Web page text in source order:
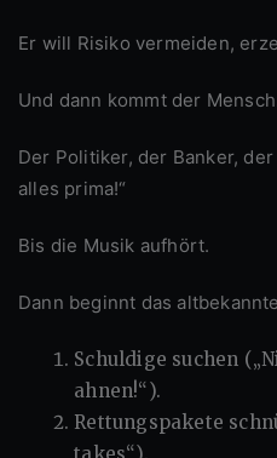
Er will Risiko vermeiden,
Und dann kommt der
Der Politiker, der Banker, der denkt: „Na, das läuft doch
alles prima!“
Bis die Musik aufhört.
Dann beginnt das
Schuldige suchen
ahnen!“).
Rettungspakete